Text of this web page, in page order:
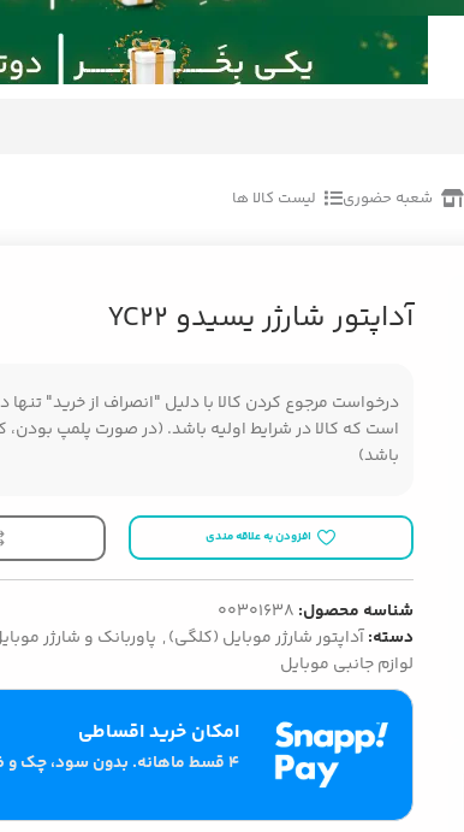
شعبه حضوری لیست کالا ها
آداپتور شارژر یسیدو YC22
درخواست مرجوع کردن کالا با دلیل "انصراف از خرید" تنها
است که کالا در شرایط اولیه باشد. (در صورت پلمپ بودن،
باشد)
افزودن به علاقه مندی
شناسه محصول: 00301638
دسته:آداپتور شارژر موبایل (کلگی), پاوربانک و شارژر
لوازم جانبی موبایل
امکان خرید اقساطی
۴ قسط ماهانه. بدون سود، چک و ضامن.